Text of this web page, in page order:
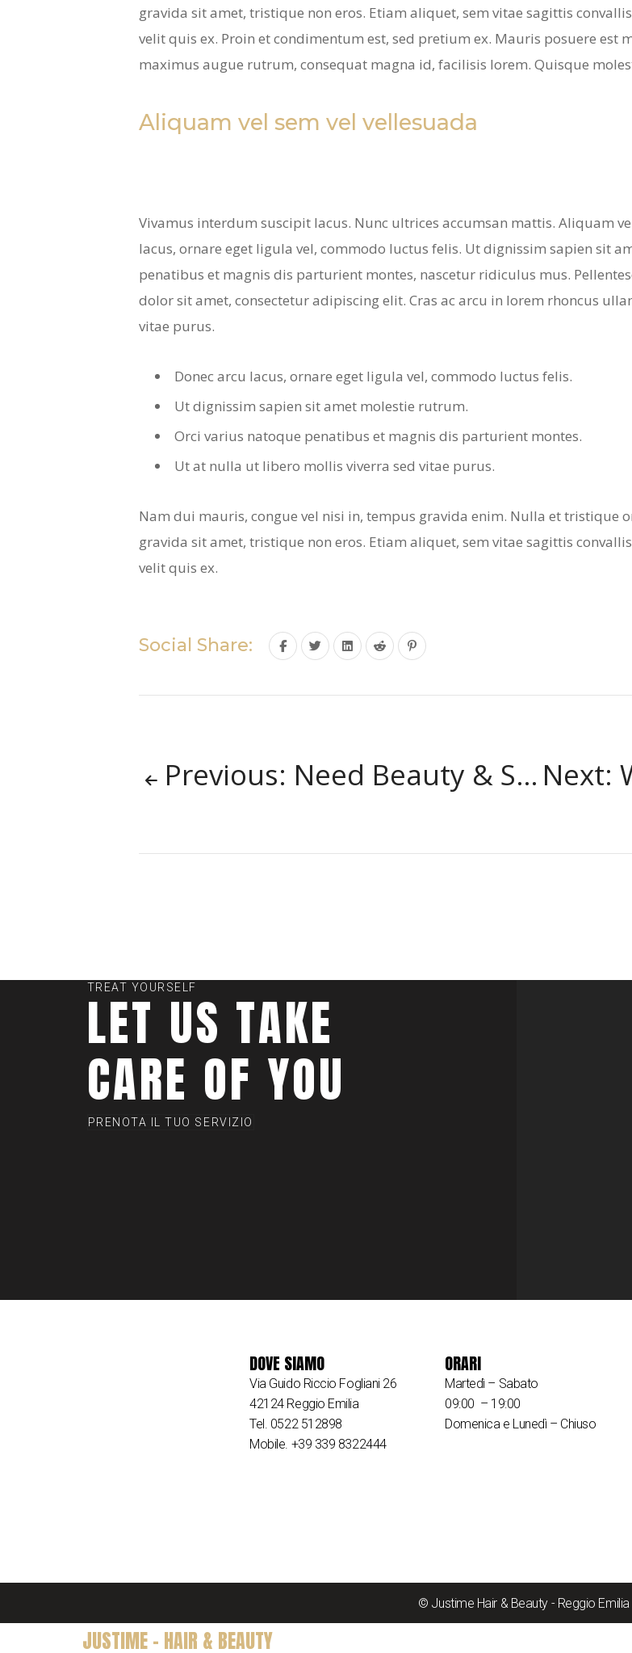
gravida sit amet, tristique non eros. Etiam aliquet, sem vitae sagittis
velit quis ex. Proin et condimentum est, sed pretium ex. Mauris posuere est
maximus augue rutrum, consequat magna id, facilisis lorem. Quisque
Aliquam vel sem vel vellesuada
Vivamus interdum suscipit lacus. Nunc ultrices accumsan mattis. Aliquam
lacus, ornare eget ligula vel, commodo luctus felis. Ut dignissim sapien sit
penatibus et magnis dis parturient montes, nascetur ridiculus mus.
dolor sit amet, consectetur adipiscing elit. Cras ac arcu in lorem rhoncus
vitae purus.
Donec arcu lacus, ornare eget ligula vel, commodo luctus felis.
Ut dignissim sapien sit amet molestie rutrum.
Orci varius natoque penatibus et magnis dis parturient montes.
Ut at nulla ut libero mollis viverra sed vitae purus.
Nam dui mauris, congue vel nisi in, tempus gravida enim. Nulla et tristique
gravida sit amet, tristique non eros. Etiam aliquet, sem vitae sagittis
velit quis ex.
Social Share:
Previous: Need Beauty & Spa Products
TREAT YOURSELF
LET US TAKE
CARE OF YOU
PRENOTA IL TUO SERVIZIO
DOVE SIAMO
Via Guido Riccio Fogliani 26
42124 Reggio Emilia
Tel. 0522 512898
Mobile. +39 339 8322444
ORARI
Martedì – Sabato
09:00 – 19:00
Domenica e Lunedì – Chiuso
© Justime Hair & Beauty - Reggio
JUSTIME - HAIR & BEAUTY